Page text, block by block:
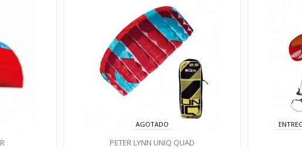
AGOTADO
PETER LYNN UNIQ QUAD